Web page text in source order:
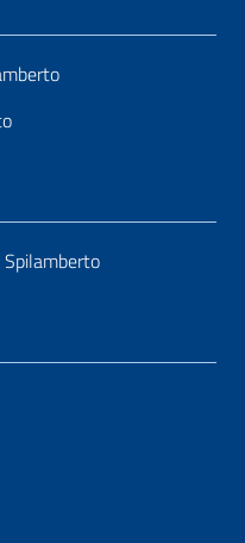
Spilamberto